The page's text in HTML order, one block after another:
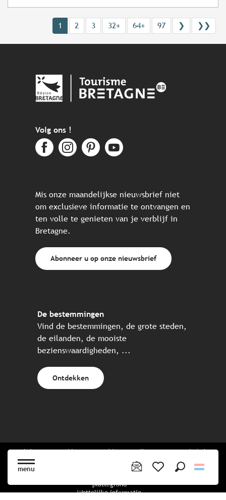
menu
1 2 3 32+ 64+ 97 ❯ ❯❯
Volg ons !
Mis onze maandelijkse nieuwsbrief niet
om exclusieve informatie te ontvangen en
ten volle te genieten van je verblijf in
Bretagne.
Abonneer u op onze nieuwsbrief
De bestemmingen
Vind de bestemmingen, de grote steden,
de eilanden, de mooiste
bezienswaardigheden, ...
Ontdekken
Website gecreëerd in samenwerking met alle Bretonse toeristische
plattegrond
Wettelijke informatie